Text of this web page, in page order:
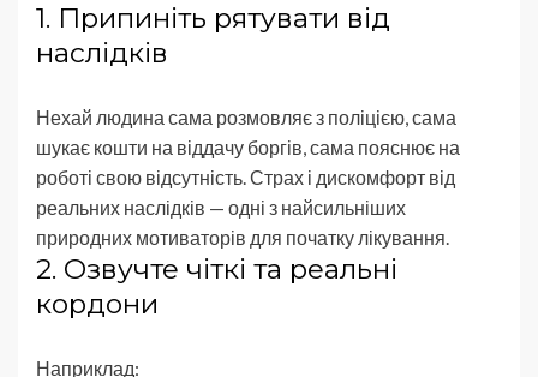
1. Припиніть рятувати від
наслідків
Нехай людина сама розмовляє з поліцією, сама
шукає кошти на віддачу боргів, сама пояснює на
роботі свою відсутність. Страх і дискомфорт від
реальних наслідків — одні з найсильніших
природних мотиваторів для початку лікування.
2. Озвучте чіткі та реальні
кордони
Наприклад: